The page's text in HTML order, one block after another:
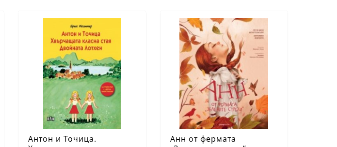
Антон и Точица.
Анн от фермата